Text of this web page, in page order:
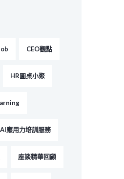
CEO觀點
HR圓桌小聚
應用力培訓服務
座談精華回顧